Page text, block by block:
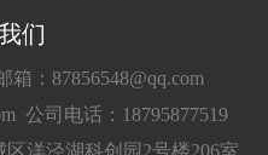
们
箱：87856548@qq.com
公司电话：18795877519
洋泾湖科创园2号楼206室